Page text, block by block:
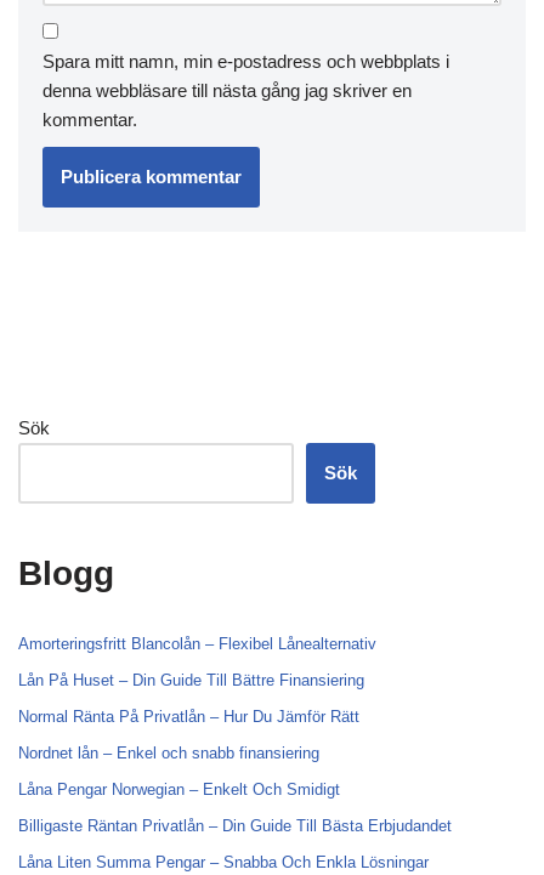
Spara mitt namn, min e-postadress och webbplats i
denna webbläsare till nästa gång jag skriver en
kommentar.
Sök
Sök
Blogg
Amorteringsfritt Blancolån – Flexibel Lånealternativ
Lån På Huset – Din Guide Till Bättre Finansiering
Normal Ränta På Privatlån – Hur Du Jämför Rätt
Nordnet lån – Enkel och snabb finansiering
Låna Pengar Norwegian – Enkelt Och Smidigt
Billigaste Räntan Privatlån – Din Guide Till Bästa Erbjudandet
Låna Liten Summa Pengar – Snabba Och Enkla Lösningar